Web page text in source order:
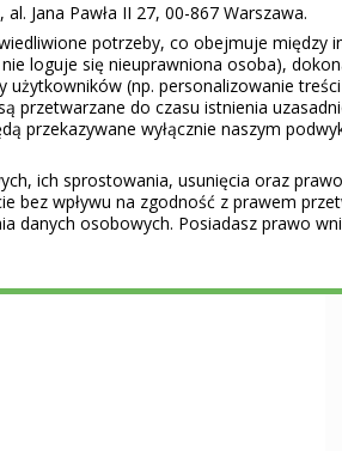
Jana Pawła II 27, 00-867 Warszawa.
potrzeby, co obejmuje między
loguje się nieuprawniona osoba),
(np. personalizowanie
przetwarzane do czasu istnienia
przekazywane wyłącznie naszym
ich sprostowania, usunięcia oraz
wpływu na zgodność z prawem
danych osobowych. Posiadasz prawo